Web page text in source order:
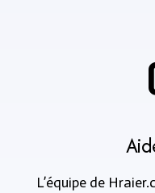
L’équipe de